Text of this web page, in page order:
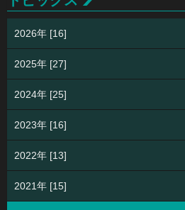
2026年 [16]
2025年 [27]
2024年 [25]
2023年 [16]
2022年 [13]
2021年 [15]